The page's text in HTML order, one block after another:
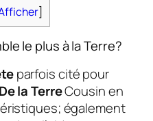
]
le plus à la Terre?
parfois cité pour
De la TerreCousin en
également